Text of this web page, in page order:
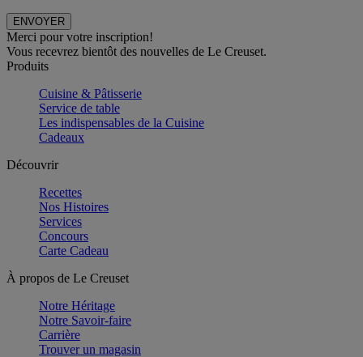
Merci pour votre inscription!
Vous recevrez bientôt des nouvelles de Le Creuset.
Produits
Cuisine & Pâtisserie
Service de table
Les indispensables de la Cuisine
Cadeaux
Découvrir
Recettes
Nos Histoires
Services
Concours
Carte Cadeau
À propos de Le Creuset
Notre Héritage
Notre Savoir-faire
Carrière
Trouver un magasin